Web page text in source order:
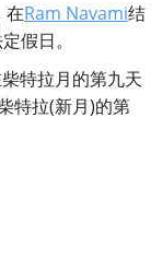
在Ram Navami结
假日。
特拉月的第九天
特拉(新月)的第